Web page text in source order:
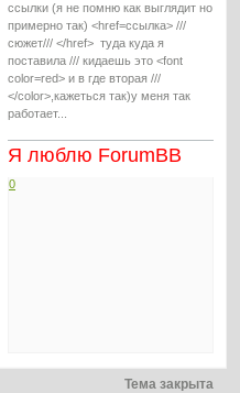
ссылки (я не помню как выглядит но
примерно так) <href=ссылка> ///
сюжет/// </href> туда куда я
поставила /// кидаешь это <font
color=red> и в где вторая ///
</color>,кажеться так)у меня так
работает...
Я люблю ForumBB
0
Тема закрыта